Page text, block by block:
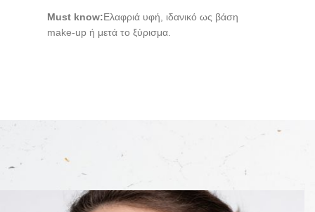
Must know:Ελαφριά υφή, ιδανικό ως βάση
make-up ή μετά το ξύρισμα.